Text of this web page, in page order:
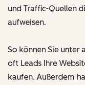
und Traffic-Quellen
aufweisen.
So können Sie unter
oft Leads Ihre
kaufen. Außerdem